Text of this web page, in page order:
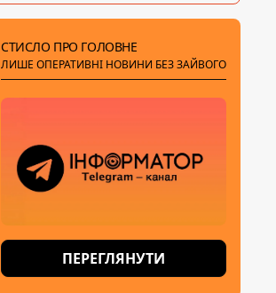
СТИСЛО ПРО ГОЛОВНЕ
ЛИШЕ ОПЕРАТИВНІ НОВИНИ БЕЗ ЗАЙВОГО
ПЕРЕГЛЯНУТИ